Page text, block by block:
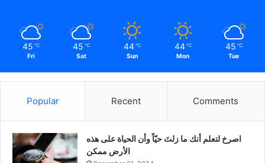
45 ℃
Fri
45 ℃
Sat
44 ℃
Sun
44 ℃
Mon
45 ℃
Tue
Popular Recent Comments
‫اصرخ لتعلم أنك ما زلتَ حيّاً وأن الحياة على هذه
الأرض ممكن